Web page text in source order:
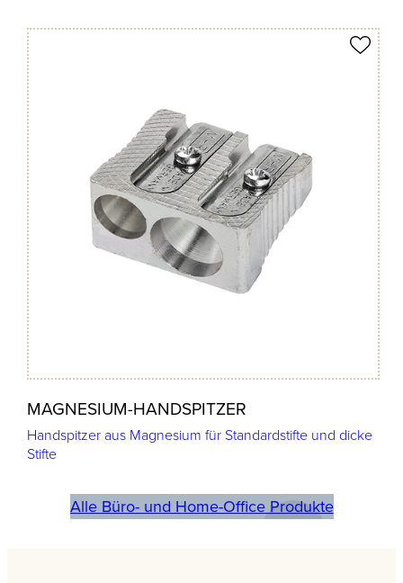
MAGNESIUM-HANDSPITZER
Handspitzer aus Magnesium für Standardstifte und dicke
Stifte
Alle Büro- und Home-Office Produkte